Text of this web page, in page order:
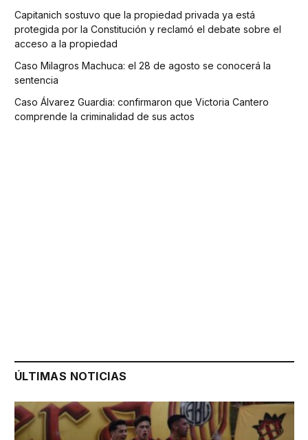
Capitanich sostuvo que la propiedad privada ya está
protegida por la Constitución y reclamó el debate sobre el
acceso a la propiedad
Caso Milagros Machuca: el 28 de agosto se conocerá la
sentencia
Caso Álvarez Guardia: confirmaron que Victoria Cantero
comprende la criminalidad de sus actos
ÚLTIMAS NOTICIAS